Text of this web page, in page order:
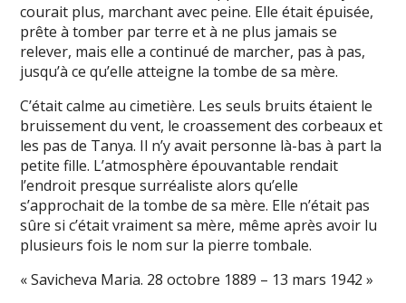
courait plus, marchant avec peine. Elle était épuisée,
prête à tomber par terre et à ne plus jamais se
relever, mais elle a continué de marcher, pas à pas,
jusqu’à ce qu’elle atteigne la tombe de sa mère.
C’était calme au cimetière. Les seuls bruits étaient le
bruissement du vent, le croassement des corbeaux et
les pas de Tanya. Il n’y avait personne là-bas à part la
petite fille. L’atmosphère épouvantable rendait
l’endroit presque surréaliste alors qu’elle
s’approchait de la tombe de sa mère. Elle n’était pas
sûre si c’était vraiment sa mère, même après avoir lu
plusieurs fois le nom sur la pierre tombale.
« Savicheva Maria. 28 octobre 1889 – 13 mars 1942 »